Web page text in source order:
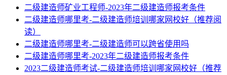
二级建造师矿业工程师-2023年二级建造师报考条件
二级建造师哪里考-二级建造师培训哪家网校好（推荐阅
读）
二级建造师哪里考-二级建造师可以跨省使用吗
二级建造师哪里考-2023年二级建造师报考条件
2023二级建造师考试-二级建造师培训哪家网校好（推荐